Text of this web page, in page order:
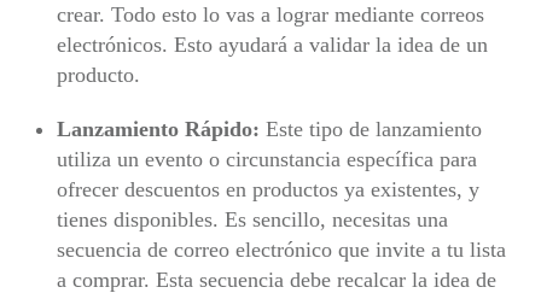
crear. Todo esto lo vas a lograr mediante correos
electrónicos. Esto ayudará a validar la idea de un
producto.
Lanzamiento Rápido: Este tipo de lanzamiento
utiliza un evento o circunstancia específica para
ofrecer descuentos en productos ya existentes, y
tienes disponibles. Es sencillo, necesitas una
secuencia de correo electrónico que invite a tu lista
a comprar. Esta secuencia debe recalcar la idea de